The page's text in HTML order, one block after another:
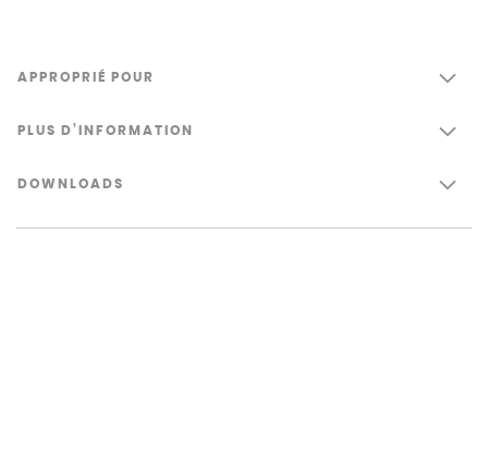
APPROPRIÉ POUR
PLUS D’INFORMATION
DOWNLOADS